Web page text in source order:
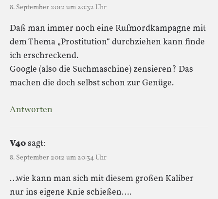
8. September 2012 um 20:32 Uhr
Daß man immer noch eine Rufmordkampagne mit
dem Thema „Prostitution“ durchziehen kann finde
ich erschreckend.
Google (also die Suchmaschine) zensieren? Das
machen die doch selbst schon zur Genüge.
Antworten
V40sagt:
8. September 2012 um 20:34 Uhr
…wie kann man sich mit diesem großen Kaliber
nur ins eigene Knie schießen….